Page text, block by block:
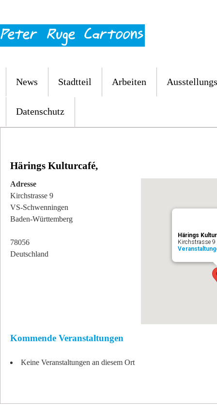
News Stadtteil Arbeiten
Datenschutz
Härings Kulturcafé,
Härings
Kirchstrasse 9
Adresse
Kirchstrasse 9
VS-Schwenningen
Baden-Württemberg
78056
Deutschland
Kommende Veranstaltungen
Keine Veranstaltungen an diesem Ort